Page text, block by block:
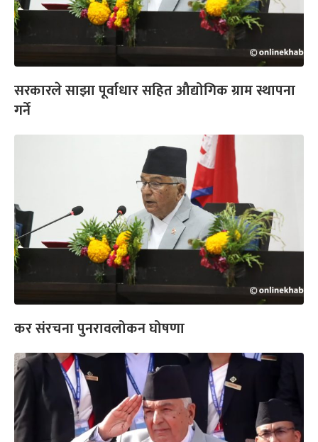
सरकारले साझा पूर्वाधार सहित औद्योगिक ग्राम स्थापना
गर्ने
कर संरचना पुनरावलोकन घोषणा